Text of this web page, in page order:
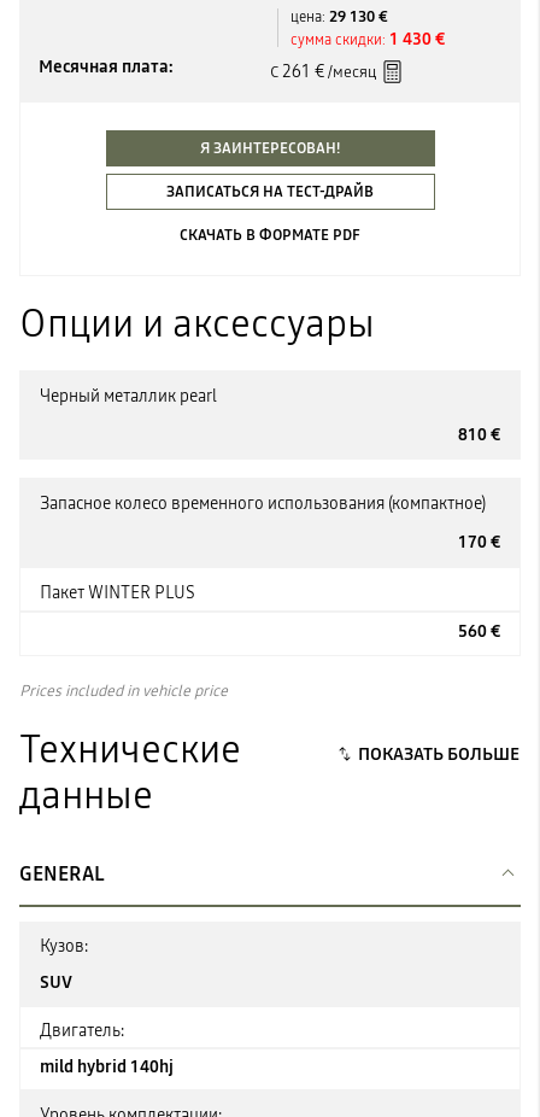
цена: 29 130 €
сумма скидки: 1 430 €
Месячная плата:
С261 €/месяц
Я ЗАИНТЕРЕСОВАН!
ЗАПИСАТЬСЯ НА ТЕСТ-ДРАЙВ
СКАЧАТЬ В ФОРМАТЕ PDF
Опции и аксессуары
Черный металлик pearl
810 €
Запасное колесо временного использования (компактное)
170 €
Пакет WINTER PLUS
560 €
Prices included in vehicle price
Технические
данные
GENERAL
Кузов:
SUV
Двигатель:
mild hybrid 140hj